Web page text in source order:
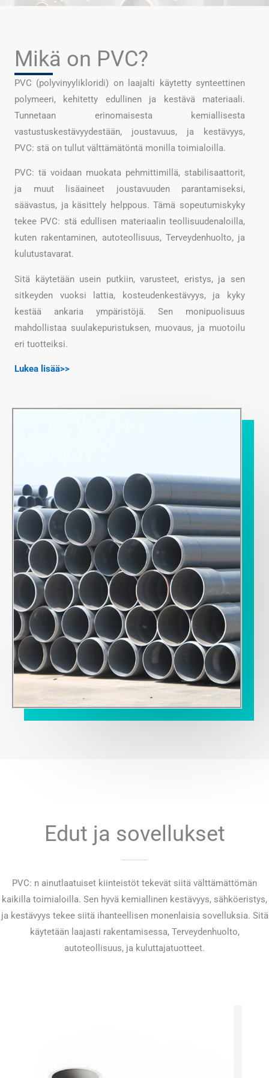
Mikä on PVC?
PVC (polyvinyylikloridi) on laajalti käytetty synteettinen
polymeeri, kehitetty edullinen ja kestävä materiaali.
Tunnetaan erinomaisesta kemiallisesta
vastustuskestävyydestään, joustavuus, ja kestävyys,
PVC: stä on tullut välttämätöntä monilla toimialoilla.
PVC: tä voidaan muokata pehmittimillä, stabilisaattorit,
ja muut lisäaineet joustavuuden parantamiseksi,
säävastus, ja käsittely helppous. Tämä sopeutumiskyky
tekee PVC: stä edullisen materiaalin teollisuudenaloilla,
kuten rakentaminen, autoteollisuus, Terveydenhuolto, ja
kulutustavarat.
Sitä käytetään usein putkiin, varusteet, eristys, ja sen
sitkeyden vuoksi lattia, kosteudenkestävyys, ja kyky
kestää ankaria ympäristöjä. Sen monipuolisuus
mahdollistaa suulakepuristuksen, muovaus, ja muotoilu
eri tuotteiksi.
Lukea lisää>>
Edut ja sovellukset
PVC: n ainutlaatuiset kiinteistöt tekevät siitä välttämättömän
kaikilla toimialoilla. Sen hyvä kemiallinen kestävyys, sähköeristys,
ja kestävyys tekee siitä ihanteellisen monenlaisia sovelluksia. Sitä
käytetään laajasti rakentamisessa, Terveydenhuolto,
autoteollisuus, ja kuluttajatuotteet.